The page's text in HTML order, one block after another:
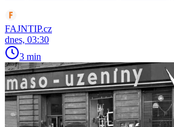
FAJNTIP.cz
dnes, 03:30
3 min